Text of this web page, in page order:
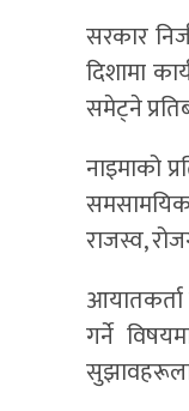
सरकार
दिशामा
समेट्ने
नाइमाको
राजस्व,
आयातकर्ता
गर्ने